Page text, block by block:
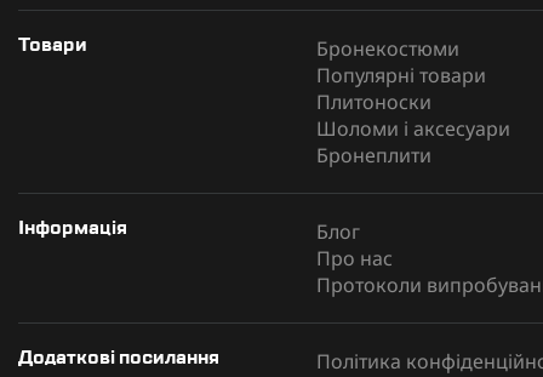
Товари
Бронекостюми
Популярні товари
Плитоноски
Шоломи і аксесуари
Бронеплити
Інформація
Блог
Про нас
Протоколи
Додаткові посилання Політика